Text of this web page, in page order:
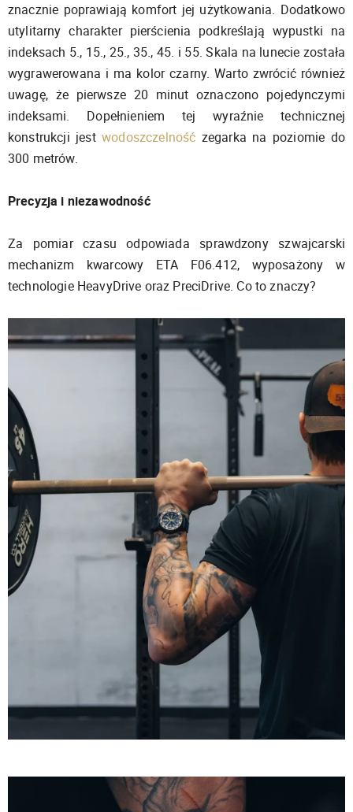
znacznie poprawiają komfort jej użytkowania. Dodatkowo
utylitarny charakter pierścienia podkreślają wypustki na
indeksach 5., 15., 25., 35., 45. i 55. Skala na lunecie została
wygrawerowana i ma kolor czarny. Warto zwrócić również
uwagę, że pierwsze 20 minut oznaczono pojedynczymi
indeksami. Dopełnieniem tej wyraźnie technicznej
konstrukcji jestwodoszczelność zegarka na poziomie do
300 metrów.
Precyzja i niezawodność
Za pomiar czasu odpowiada sprawdzony szwajcarski
mechanizm kwarcowy ETA F06.412, wyposażony w
technologie HeavyDrive oraz PreciDrive. Co to znaczy?